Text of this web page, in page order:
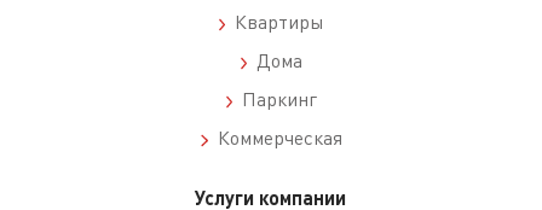
Квартиры
Дома
Паркинг
Коммерческая
Услуги компании